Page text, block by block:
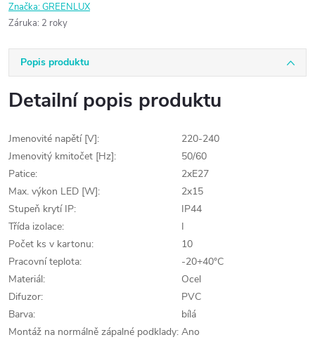
Značka:GREENLUX
Záruka: 2 roky
Popis produktu
Detailní popis produktu
Jmenovité napětí [V]:
220-240
Jmenovitý kmitočet [Hz]:
50/60
Patice:
2xE27
Max. výkon LED [W]:
2x15
Stupeň krytí IP:
IP44
Třída izolace:
I
Počet ks v kartonu:
10
Pracovní teplota:
-20+40°C
Materiál:
Ocel
Difuzor:
PVC
Barva:
bílá
Montáž na normálně zápalné podklady: Ano